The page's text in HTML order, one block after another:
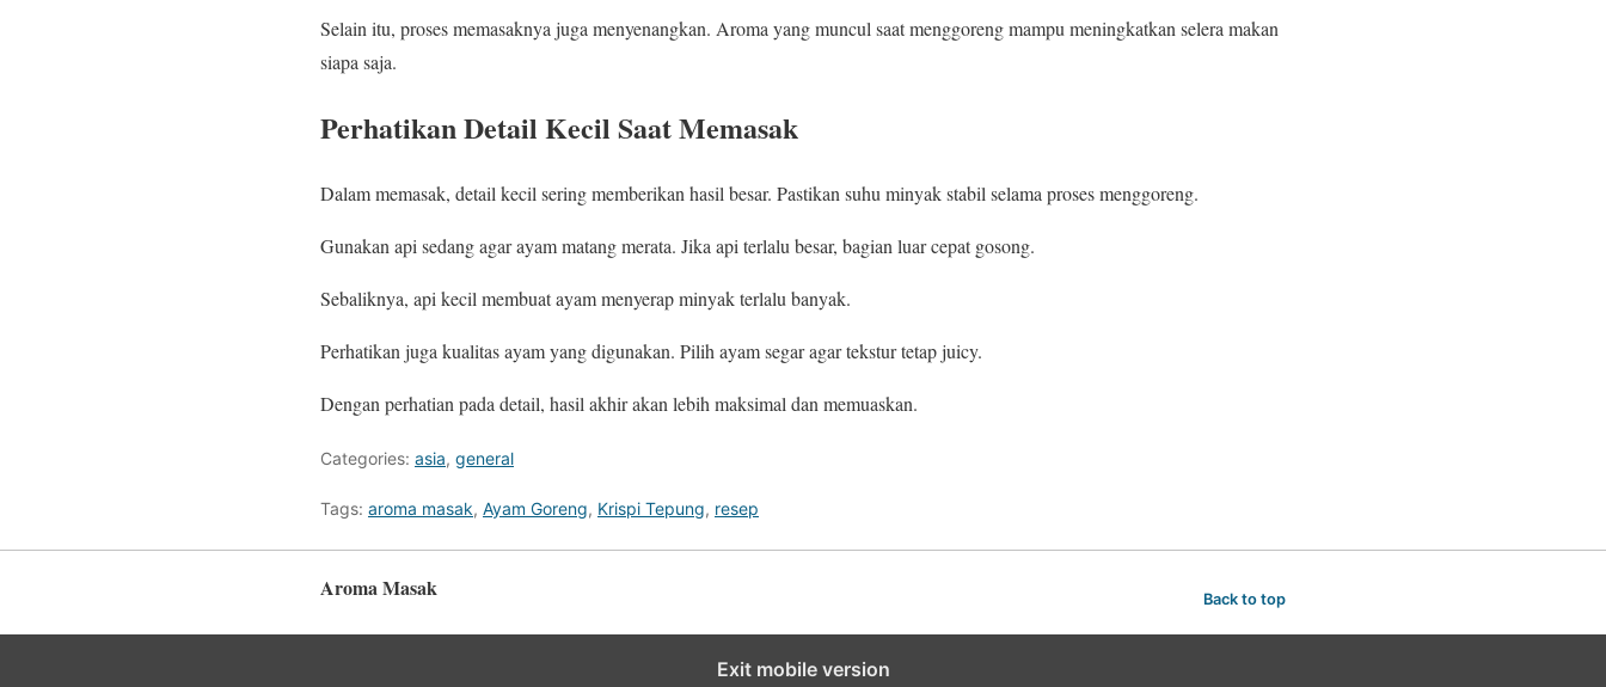
Selain itu, proses memasaknya juga menyenangkan. Aroma yang muncul saat menggoreng mampu meningkatkan selera makan
siapa saja.
Perhatikan Detail Kecil Saat Memasak
Dalam memasak, detail kecil sering memberikan hasil besar. Pastikan suhu minyak stabil selama proses menggoreng.
Gunakan api sedang agar ayam matang merata. Jika api terlalu besar, bagian luar cepat gosong.
Sebaliknya, api kecil membuat ayam menyerap minyak terlalu banyak.
Perhatikan juga kualitas ayam yang digunakan. Pilih ayam segar agar tekstur tetap juicy.
Dengan perhatian pada detail, hasil akhir akan lebih maksimal dan memuaskan.
Categories: asia, general
Tags: aroma masak, Ayam Goreng, Krispi Tepung, resep
Aroma Masak Back to top
Exit mobile version